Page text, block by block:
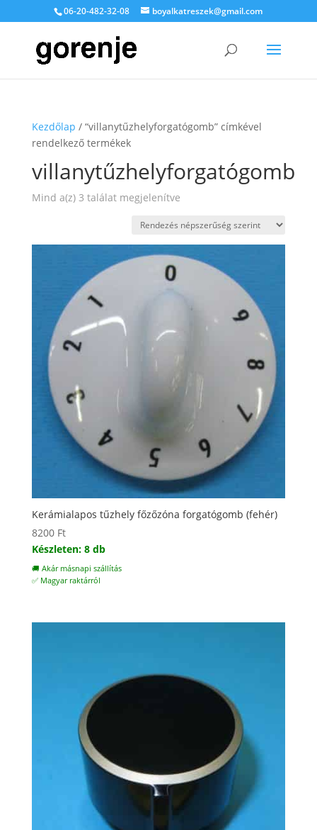
06-20-482-32-08 boyalkatreszek@gmail.com
Kezdőlap / “villanytűzhelyforgatógomb” címkével
rendelkező termékek
villanytűzhelyforgatógomb
Mind a(z) 3 találat megjelenítveSorted
popularity
Kerámialapos tűzhely főzőzóna forgatógomb (fehér)
8200 Ft
Készleten: 8 db
🚚 Akár másnapi szállítás
✅ Magyar raktárról